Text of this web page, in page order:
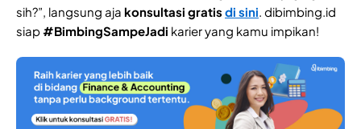
sih?”, langsung aja konsultasi gratis di sini. dibimbing.id
siap #BimbingSampeJadi karier yang kamu impikan!